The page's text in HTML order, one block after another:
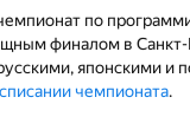
по
финалом в
японскими и
чемпионата.